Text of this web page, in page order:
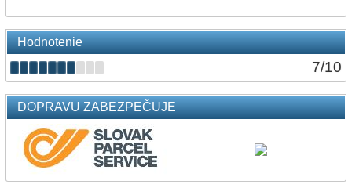
Hodnotenie
7/10
DOPRAVU ZABEZPEČUJE